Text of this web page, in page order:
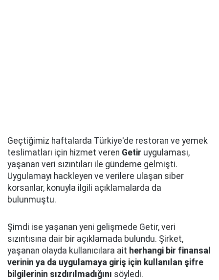
Geçtiğimiz haftalarda Türkiye'de restoran ve yemek
teslimatları için hizmet veren Getir uygulaması,
yaşanan veri sızıntıları ile gündeme gelmişti.
Uygulamayı hackleyen ve verilere ulaşan siber
korsanlar, konuyla ilgili açıklamalarda da
bulunmuştu.
Şimdi ise yaşanan yeni gelişmede Getir, veri
sızıntısına dair bir açıklamada bulundu. Şirket,
yaşanan olayda kullanıcılara ait herhangi bir finansal
verinin ya da uygulamaya giriş için kullanılan şifre
bilgilerinin sızdırılmadığını söyledi.